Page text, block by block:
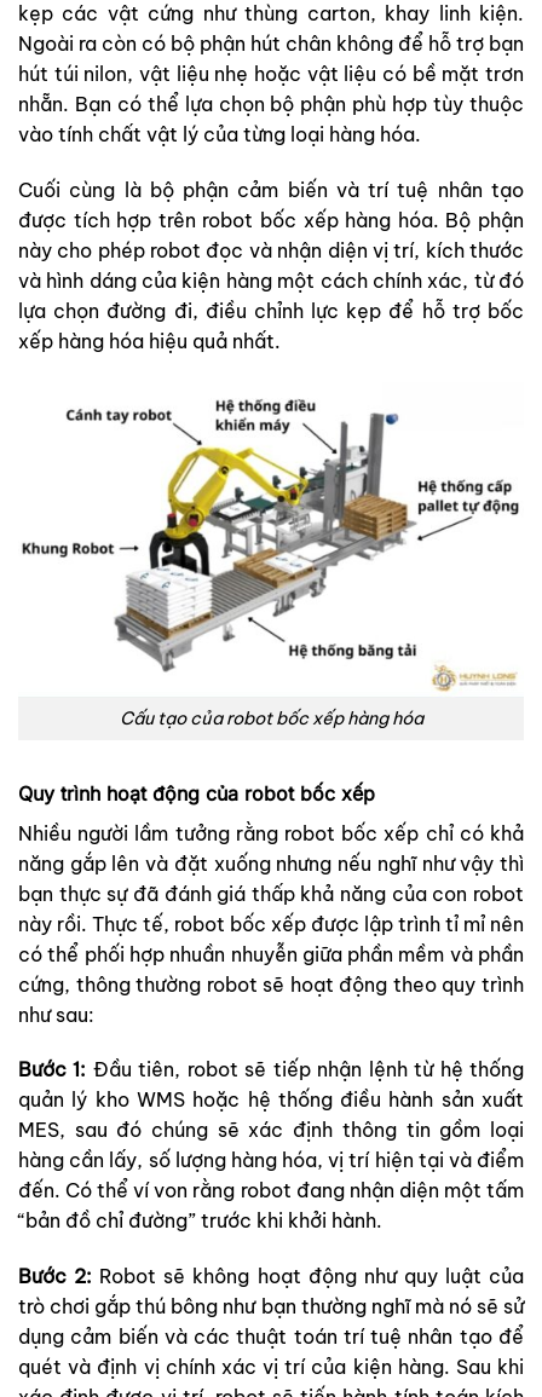
kẹp các vật cứng như thùng carton, khay linh kiện.
Ngoài ra còn có bộ phận hút chân không để hỗ trợ bạn
hút túi nilon, vật liệu nhẹ hoặc vật liệu có bề mặt trơn
nhẵn. Bạn có thể lựa chọn bộ phận phù hợp tùy thuộc
vào tính chất vật lý của từng loại hàng hóa.
Cuối cùng là bộ phận cảm biến và trí tuệ nhân tạo
được tích hợp trên robot bốc xếp hàng hóa. Bộ phận
này cho phép robot đọc và nhận diện vị trí, kích thước
và hình dáng của kiện hàng một cách chính xác, từ đó
lựa chọn đường đi, điều chỉnh lực kẹp để hỗ trợ bốc
xếp hàng hóa hiệu quả nhất.
Cấu tạo của robot bốc xếp hàng hóa
Quy trình hoạt động của robot bốc xếp
Nhiều người lầm tưởng rằng robot bốc xếp chỉ có khả
năng gắp lên và đặt xuống nhưng nếu nghĩ như vậy thì
bạn thực sự đã đánh giá thấp khả năng của con robot
này rồi. Thực tế, robot bốc xếp được lập trình tỉ mỉ nên
có thể phối hợp nhuần nhuyễn giữa phần mềm và phần
cứng, thông thường robot sẽ hoạt động theo quy trình
như sau:
Bước 1: Đầu tiên, robot sẽ tiếp nhận lệnh từ hệ thống
quản lý kho WMS hoặc hệ thống điều hành sản xuất
MES, sau đó chúng sẽ xác định thông tin gồm loại
hàng cần lấy, số lượng hàng hóa, vị trí hiện tại và điểm
đến. Có thể ví von rằng robot đang nhận diện một tấm
“bản đồ chỉ đường” trước khi khởi hành.
Bước 2: Robot sẽ không hoạt động như quy luật của
trò chơi gắp thú bông như bạn thường nghĩ mà nó sẽ sử
dụng cảm biến và các thuật toán trí tuệ nhân tạo để
quét và định vị chính xác vị trí của kiện hàng. Sau khi